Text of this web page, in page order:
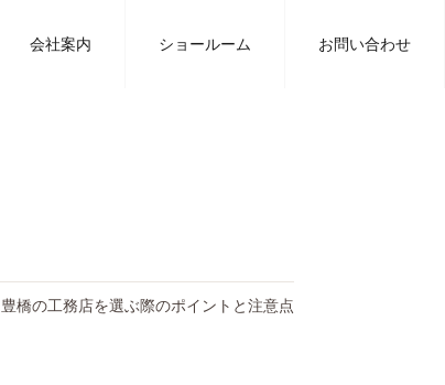
会社案内 ショールーム お問い合わせ
豊橋の工務店を選ぶ際のポイントと注意点